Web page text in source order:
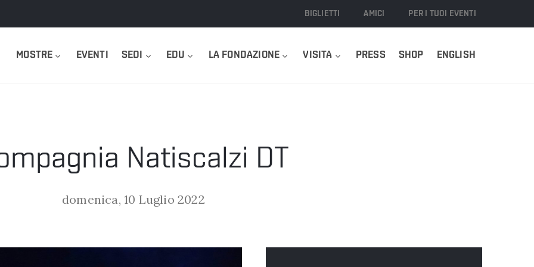
BIGLIETTI AMICI PER I TUOI EVENTI
MOSTRE EVENTI SEDI EDU LA FONDAZIONE VISITA PRESS SHOP ENGLISH
Natiscalzi DT
domenica, 10 Luglio 2022